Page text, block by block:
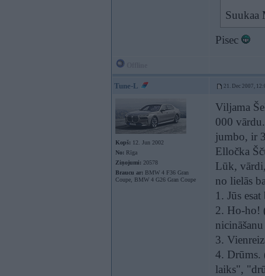
Suukaa
Pisec
Tune-L 21. Dec 2007,
Kopš: 12. Jun 2002
No: Rīga
Ziņojumi: 20578
Braucu ar: BMW 4 F36 Gran
Coupe, BMW 4 G26 Gran Coupe
Viljama
000
jumbo, ir
Elločka
Lūk,
no lielās
1. Jūs
2. Ho-ho!
3.
4. Drūms.
laiks",